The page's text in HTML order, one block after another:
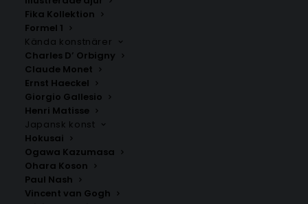
Fika Kollektion
Formel 1
Kända konstnärer
Charles D’ Orbigny
Claude Monet
Ernst Haeckel
Giorgio Gallesio
Henri Matisse
Japansk konst
Hokusai
Ogawa Kazumasa
Ohara Koson
Paul Nash
Vincent van Gogh
Kallinge
Fr. 200.00